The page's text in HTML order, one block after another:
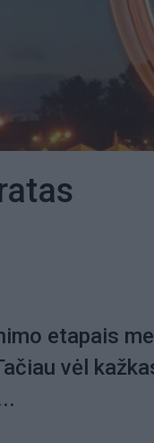
etapais
vėl